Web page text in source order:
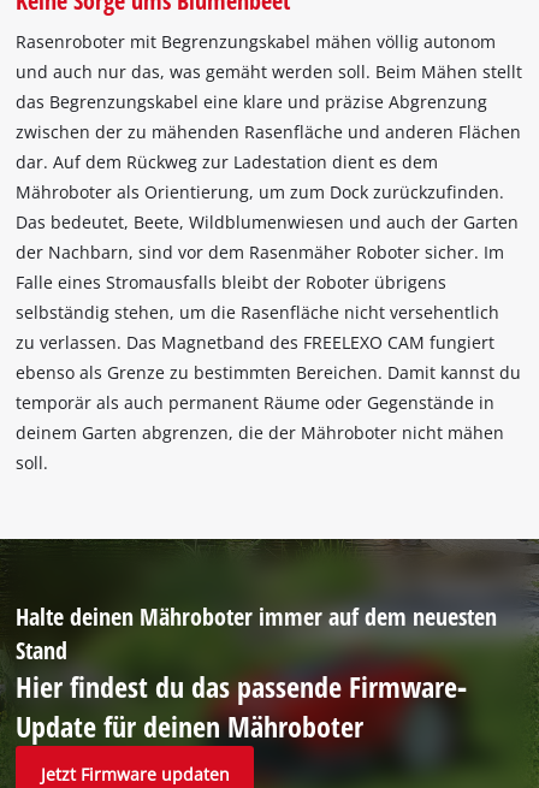
Rasenroboter mit Begrenzungskabel mähen völlig autonom
und auch nur das, was gemäht werden soll. Beim Mähen stellt
das Begrenzungskabel eine klare und präzise Abgrenzung
zwischen der zu mähenden Rasenfläche und anderen Flächen
dar. Auf dem Rückweg zur Ladestation dient es dem
Mähroboter als Orientierung, um zum Dock zurückzufinden.
Das bedeutet, Beete, Wildblumenwiesen und auch der Garten
der Nachbarn, sind vor dem Rasenmäher Roboter sicher. Im
Falle eines Stromausfalls bleibt der Roboter übrigens
selbständig stehen, um die Rasenfläche nicht versehentlich
zu verlassen. Das Magnetband des FREELEXO CAM fungiert
ebenso als Grenze zu bestimmten Bereichen. Damit kannst du
temporär als auch permanent Räume oder Gegenstände in
deinem Garten abgrenzen, die der Mähroboter nicht mähen
soll.
Halte deinen Mähroboter immer auf dem neuesten
Stand
Hier findest du das passende Firmware‐
Update für deinen Mähroboter
Jetzt Firmware updaten